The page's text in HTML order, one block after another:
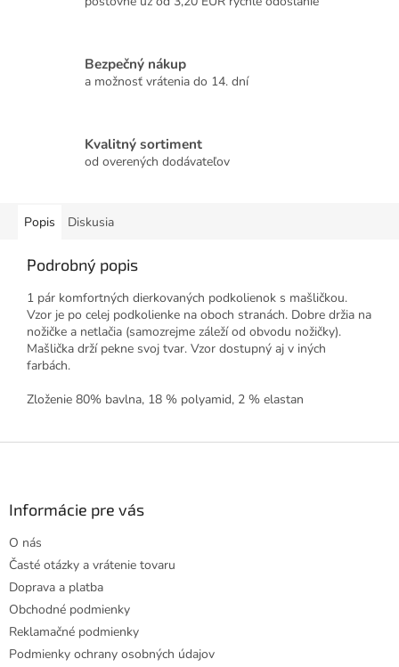
Bezpečný nákup
a možnosť vrátenia do 14. dní
Kvalitný sortiment
od overených dodávateľov
Popis Diskusia
Podrobný popis
1 pár komfortných dierkovaných podkolienok s mašličkou.
Vzor je po celej podkolienke na oboch stranách. Dobre držia na
nožičke a netlačia (samozrejme záleží od obvodu nožičky).
Mašlička drží pekne svoj tvar. Vzor dostupný aj v iných
farbách.
Zloženie 80% bavlna, 18 % polyamid, 2 % elastan
Informácie pre vás
O nás
Časté otázky a vrátenie tovaru
Doprava a platba
Obchodné podmienky
Reklamačné podmienky
Podmienky ochrany osobných údajov